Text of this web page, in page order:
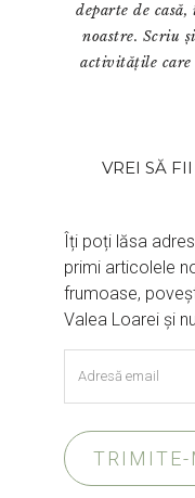
departe de
noastre. Scriu
activitățile
VREI SĂ
Îți poți lăsa
primi articolele
frumoase,
Valea Loarei și
email
TRIMITE-